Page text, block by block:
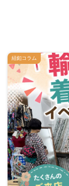
紐釦コラム